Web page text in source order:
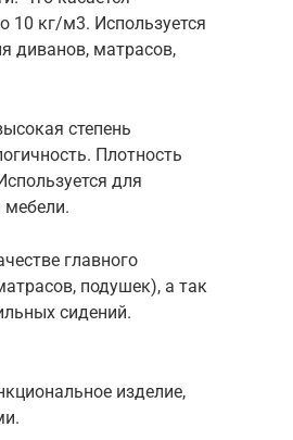
10 кг/м3. Используется
диванов, матрасов,
степень
Плотность
для
мебели.
главного
подушек), а так
сидений.
изделие,